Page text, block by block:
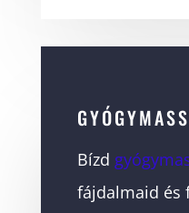
Bízd
fájdalmaid és